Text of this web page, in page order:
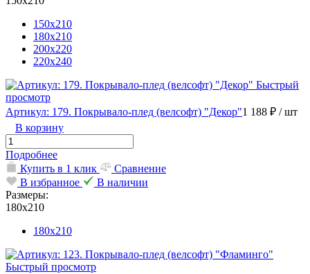
150х210
180х210
200х220
220х240
Быстрый
просмотр
Артикул: 179. Покрывало-плед (велсофт) "Декор"1 188 ₽ / шт
В корзину
Подробнее
Купить в 1 клик
Сравнение
В избранное
В наличии
Размеры:
180х210
180х210
Быстрый просмотр